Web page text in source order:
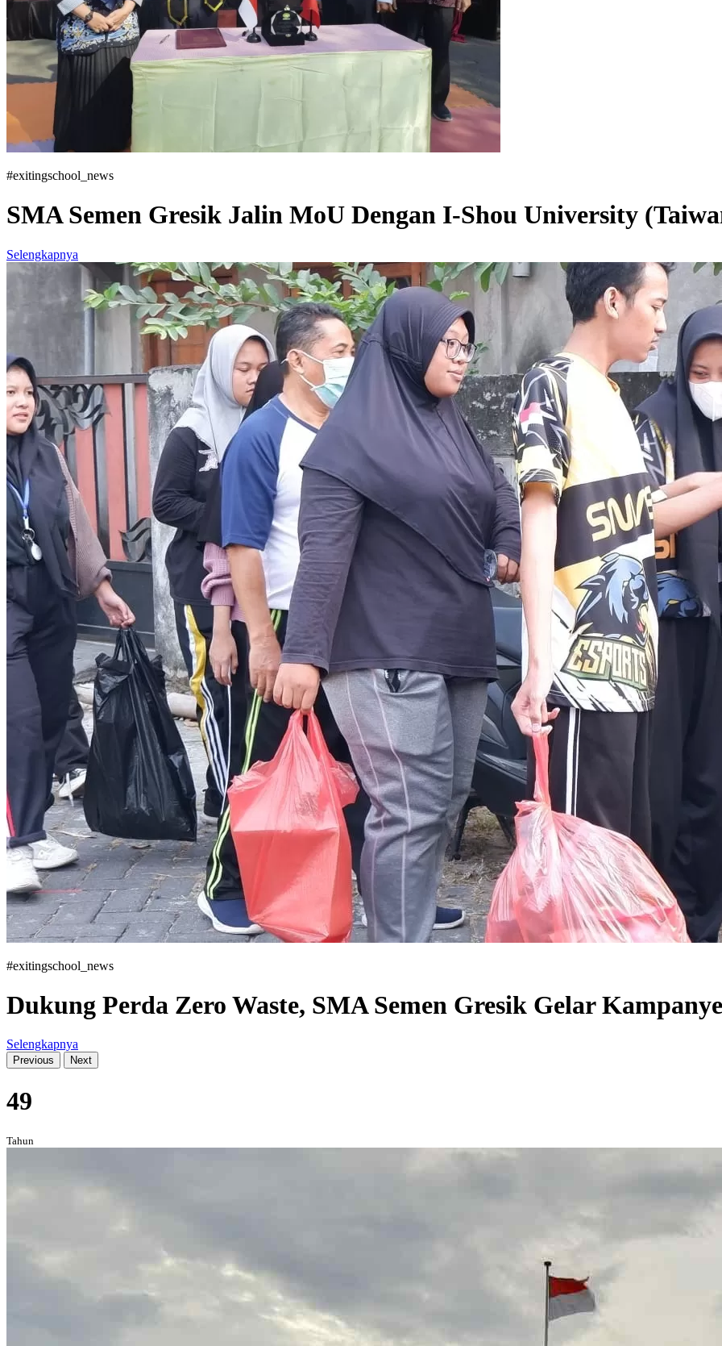
#exitingschool_news
SMA Semen Gresik Jalin MoU Dengan I-Shou University
Selengkapnya
#exitingschool_news
Dukung Perda Zero Waste, SMA Semen Gresik Gelar
Selengkapnya
Previous Next
49
Tahun